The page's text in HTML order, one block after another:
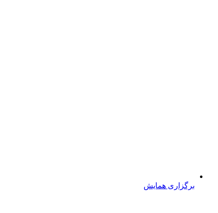
برگزاری همایش